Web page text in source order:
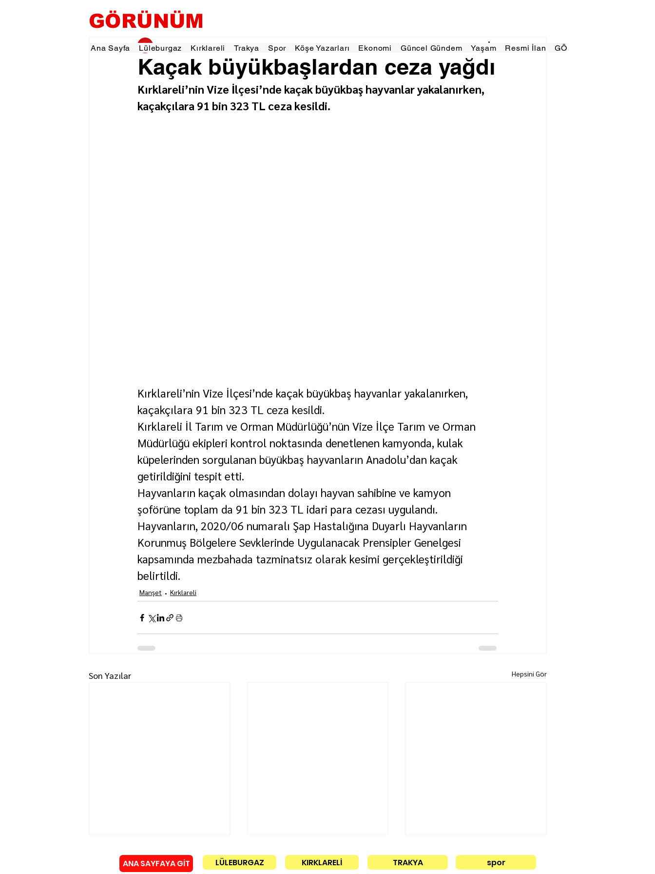
GÖRÜNÜM
Ana Sayfa Lüleburgaz Kırklareli Trakya Spor Köşe Yazarları Ekonomi Güncel Gündem Yaşam Resmi İlan GÖRÜNÜMTV
Kaçak büyükbaşlardan ceza yağdı
gorunumhaber 27 Eyl 20241 dakikada okunur
Kırklareli’nin Vize İlçesi’nde kaçak büyükbaş hayvanlar yakalanırken,
kaçakçılara 91 bin 323 TL ceza kesildi.
Kırklareli’nin Vize İlçesi’nde kaçak büyükbaş hayvanlar yakalanırken,
kaçakçılara 91 bin 323 TL ceza kesildi.
Kırklareli İl Tarım ve Orman Müdürlüğü’nün Vize İlçe Tarım ve Orman
Müdürlüğü ekipleri kontrol noktasında denetlenen kamyonda, kulak
küpelerinden sorgulanan büyükbaş hayvanların Anadolu’dan kaçak
getirildiğini tespit etti.
Hayvanların kaçak olmasından dolayı hayvan sahibine ve kamyon
şoförüne toplam da 91 bin 323 TL idari para cezası uygulandı.
Hayvanların, 2020/06 numaralı Şap Hastalığına Duyarlı Hayvanların
Korunmuş Bölgelere Sevklerinde Uygulanacak Prensipler Genelgesi
kapsamında mezbahada tazminatsız olarak kesimi gerçekleştirildiği
belirtildi.
Manşet Kırklareli
Son Yazılar Hepsini Gör
ANA SAYFAYA GİT LÜLEBURGAZ KIRKLARELİ TRAKYA spor